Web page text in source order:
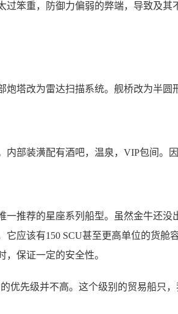
过笨重，防御力偏弱的弊端，导致及
炮塔改为雷达扫描系统。舰桥改为半圆
内部装潢配有酒吧，温泉，VIP包间。
一推荐的星座系列船型。虽然金牛还没
它应该有150 SCU甚至更高单位的货舱
保证一定的安全性。
优先级并不高。这个级别的贸易船只